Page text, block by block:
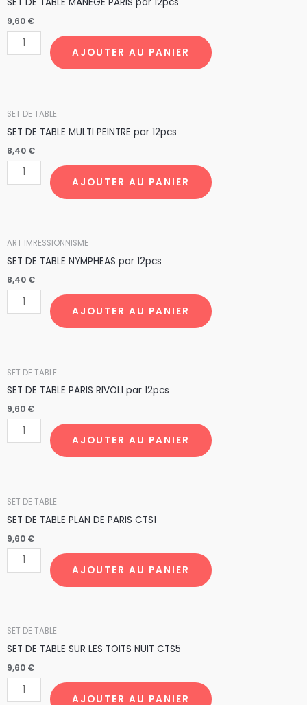
par
12pcs
SET DE TABLE MANEGE PARIS par 12pcs
9,60 €
DE
TABLE
12pcs
AJOUTER AU PANIER
SET DE TABLE
SET DE TABLE MULTI PEINTRE par 12pcs
8,40 €
quantité
de
DE
TABLE
12pcs
AJOUTER AU PANIER
ART IMRESSIONNISME
SET DE TABLE NYMPHEAS par 12pcs
8,40 €
quantité
de
DE
TABLE
NYMPHEAS
AJOUTER AU PANIER
SET DE TABLE
SET DE TABLE PARIS RIVOLI par 12pcs
9,60 €
quantité
de
DE
TABLE
12pcs
AJOUTER AU PANIER
SET DE TABLE
SET DE TABLE PLAN DE PARIS CTS1
9,60 €
quantité
de
DE
TABLE
CTS1
AJOUTER AU PANIER
SET DE TABLE
SET DE TABLE SUR LES TOITS NUIT CTS5
9,60 €
quantité
de
DE
TABLE
AJOUTER AU PANIER